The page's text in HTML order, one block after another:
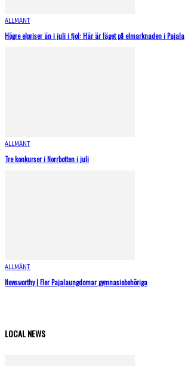
ALLMÄNT
Högre elpriser än i juli i fjol: Här är läget på elmarknaden i Pajala
ALLMÄNT
Tre konkurser i Norrbotten i juli
ALLMÄNT
Newsworthy | Fler Pajalaungdomar gymnasiebehöriga
LOCAL NEWS